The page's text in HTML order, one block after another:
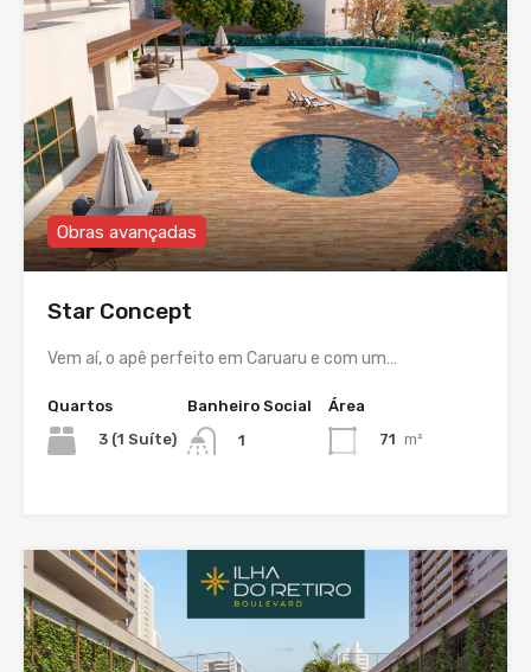
Obras avançadas
Star Concept
Vem aí, o apê perfeito em Caruaru e com um…
Quartos
3 (1 Suíte)
Banheiro Social
1
Área
71 m²